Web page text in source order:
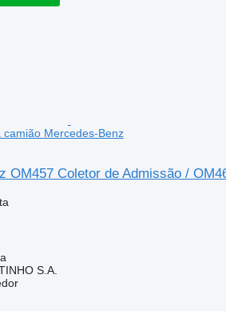
camião Mercedes-Benz
OM457 Coletor de Admissão /
S.A.